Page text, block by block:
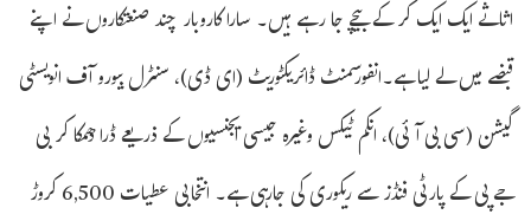
اثاثے ایک ایک کر کے بیچے جا رہے ہیں۔ سارا کاروبار چند صنعتکاروں نے اپنے
قبضے میں لے لیا ہے۔انفورسمنٹ ڈائریکٹوریٹ (ای ڈی)، سنٹرل بیورو آف انویسٹی
گیشن (سی بی آئی)، انکم ٹیکس وغیرہ جیسی ایجنسیوں کے ذریعے ڈرا دھمکا کر بی
جے پی کے پارٹی فنڈز سے ریکوری کی جارہی ہے۔ انتخابی عطیات 6,500 کروڑ